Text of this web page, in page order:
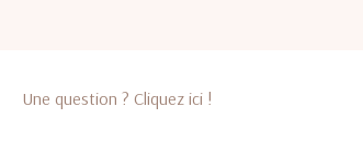
Une question ? Cliquez ici !